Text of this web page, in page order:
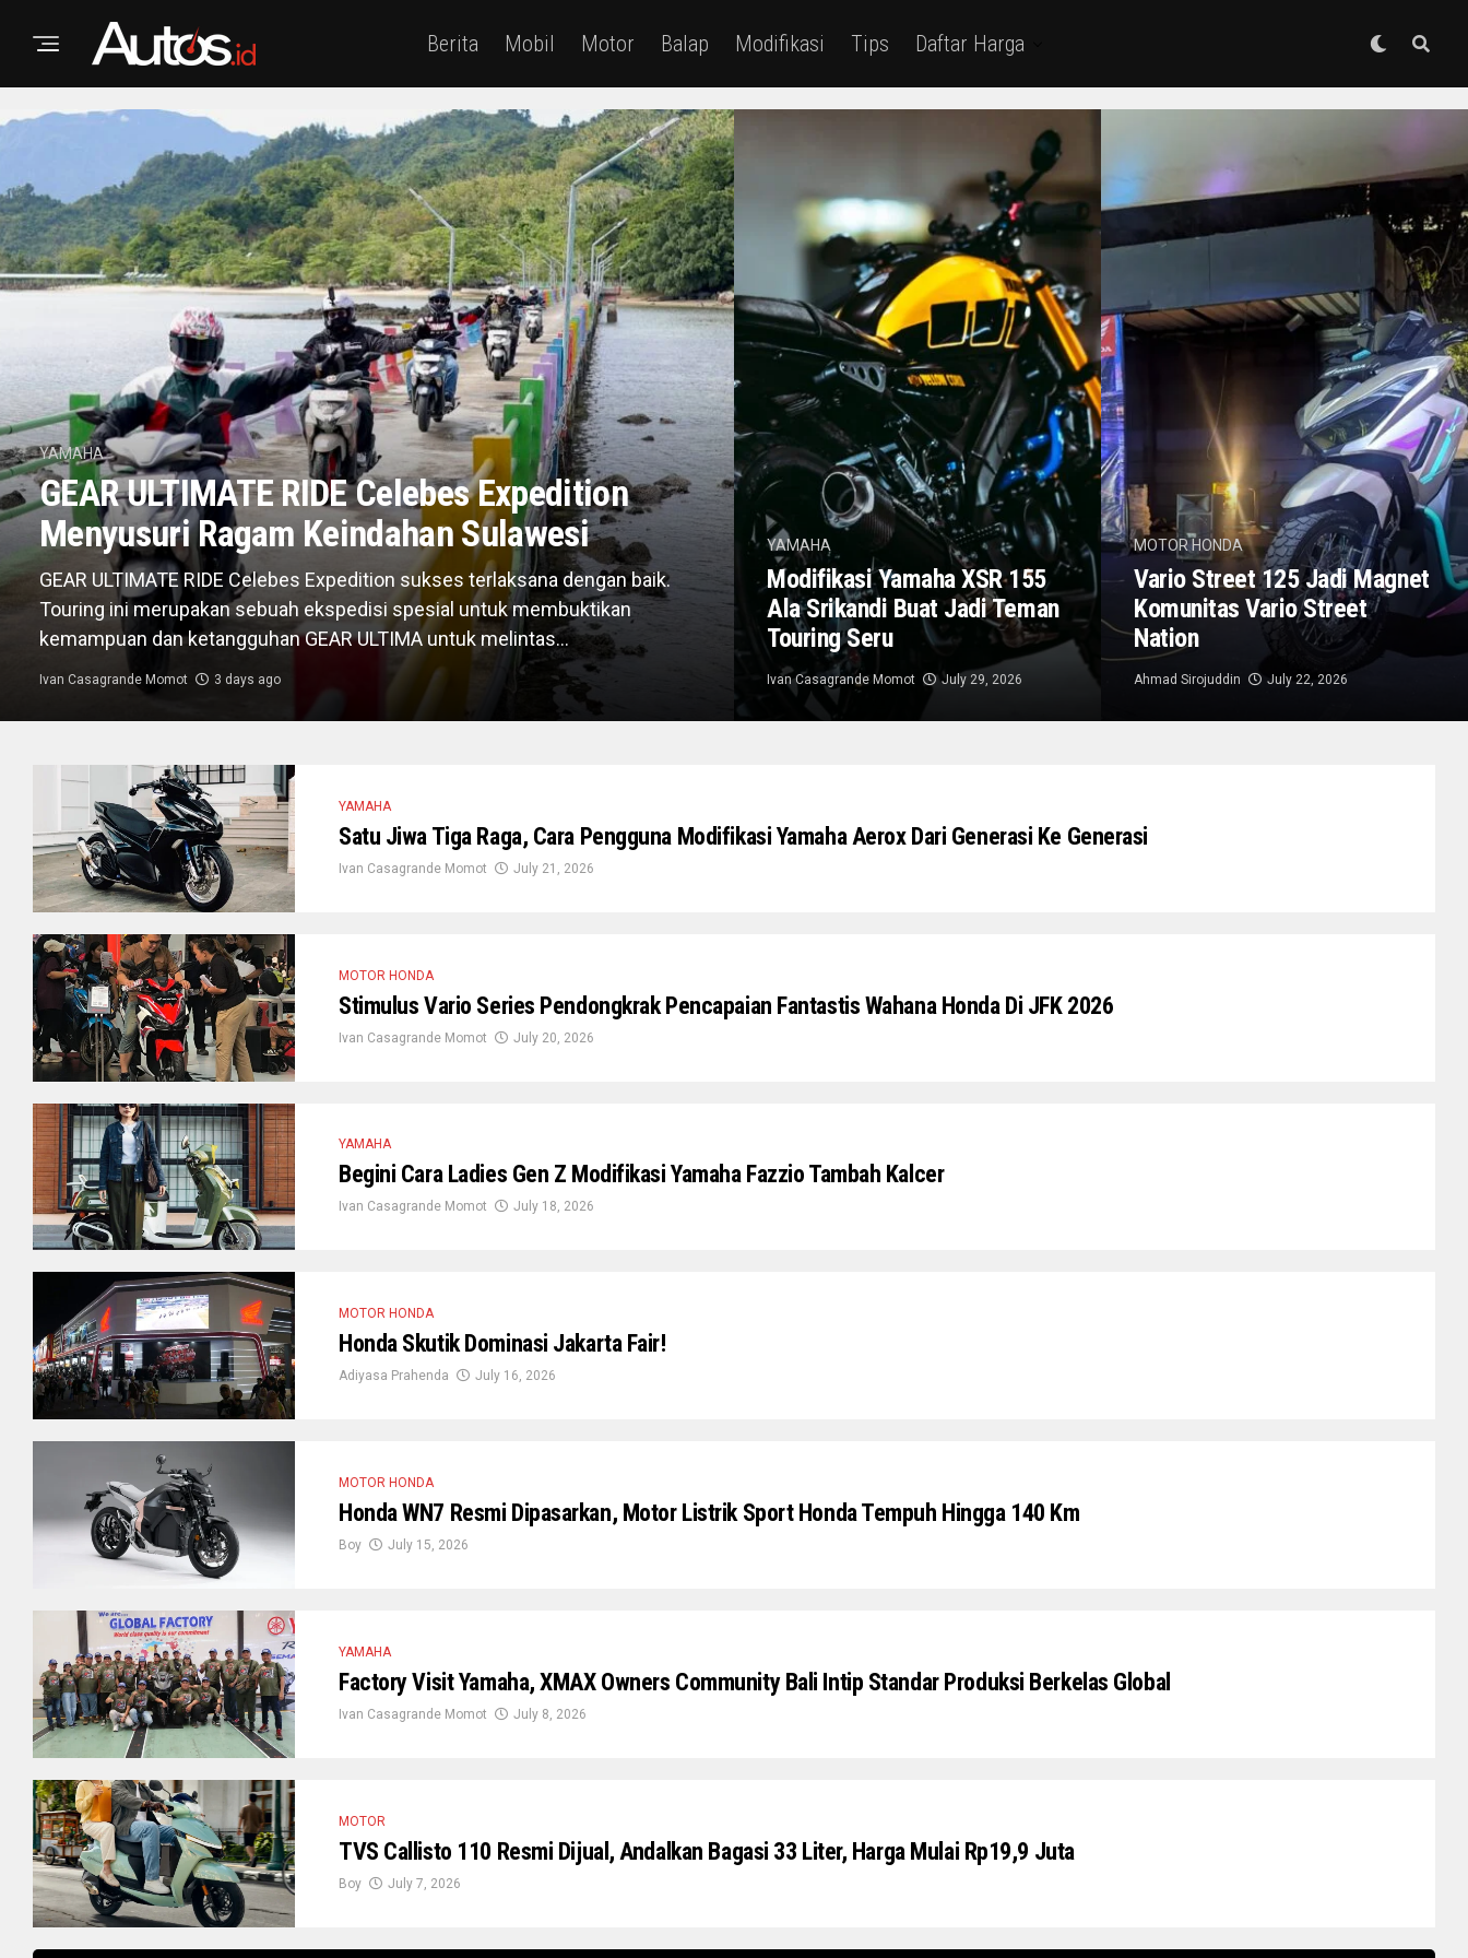
Berita Mobil Motor Balap Modifikasi Tips Daftar Harga
YAMAHA
GEAR ULTIMATE RIDE Celebes Expedition
Menyusuri Ragam Keindahan Sulawesi
GEAR ULTIMATE RIDE Celebes Expedition sukses terlaksana dengan baik.
Touring ini merupakan sebuah ekspedisi spesial untuk membuktikan
kemampuan dan ketangguhan GEAR ULTIMA untuk melintas...
Ivan Casagrande Momot 3 days ago
YAMAHA
Modifikasi Yamaha XSR 155
Ala Srikandi Buat Jadi Teman
Touring Seru
Ivan Casagrande Momot July 29, 2026
MOTOR HONDA
Vario Street 125 Jadi Magnet
Komunitas Vario Street
Nation
Ahmad Sirojuddin July 22, 2026
YAMAHA
Satu Jiwa Tiga Raga, Cara Pengguna Modifikasi Yamaha Aerox Dari Generasi Ke Generasi
Ivan Casagrande Momot July 21, 2026
MOTOR HONDA
Stimulus Vario Series Pendongkrak Pencapaian Fantastis Wahana Honda Di JFK 2026
Ivan Casagrande Momot July 20, 2026
YAMAHA
Begini Cara Ladies Gen Z Modifikasi Yamaha Fazzio Tambah Kalcer
Ivan Casagrande Momot July 18, 2026
MOTOR HONDA
Honda Skutik Dominasi Jakarta Fair!
Adiyasa Prahenda July 16, 2026
MOTOR HONDA
Honda WN7 Resmi Dipasarkan, Motor Listrik Sport Honda Tempuh Hingga 140 Km
Boy July 15, 2026
YAMAHA
Factory Visit Yamaha, XMAX Owners Community Bali Intip Standar Produksi Berkelas Global
Ivan Casagrande Momot July 8, 2026
MOTOR
TVS Callisto 110 Resmi Dijual, Andalkan Bagasi 33 Liter, Harga Mulai Rp19,9 Juta
Boy July 7, 2026